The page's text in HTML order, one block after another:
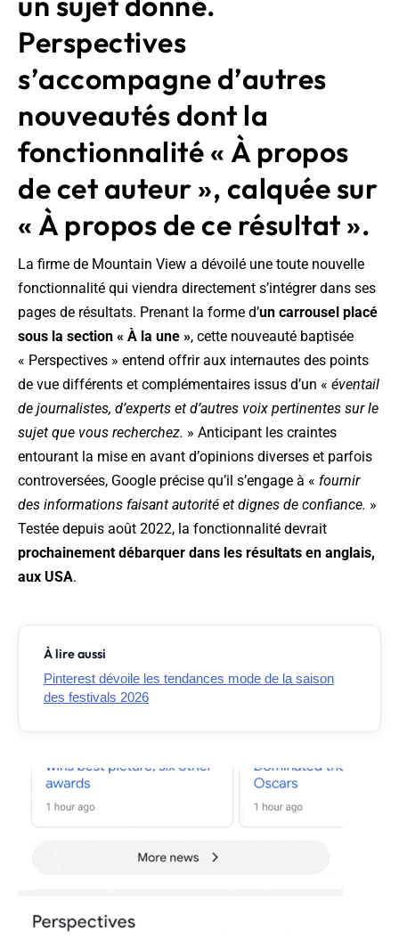
Perspectives
s’accompagne d’autres
nouveautés dont la
fonctionnalité « À propos
de cet auteur », calquée sur
« À propos de ce résultat ».
La firme de Mountain View a dévoilé une toute nouvelle
fonctionnalité qui viendra directement s’intégrer dans ses
pages de résultats. Prenant la forme d’un carrousel placé
sous la section « À la une », cette nouveauté baptisée
« Perspectives » entend offrir aux internautes des points
de vue différents et complémentaires issus d’un « éventail
de journalistes, d’experts et d’autres voix pertinentes sur le
sujet que vous recherchez. » Anticipant les craintes
entourant la mise en avant d’opinions diverses et parfois
controversées, Google précise qu’il s’engage à « fournir
des informations faisant autorité et dignes de confiance. »
Testée depuis août 2022, la fonctionnalité devrait
prochainement débarquer dans les résultats en anglais,
aux USA.
À lire aussi
Pinterest dévoile les tendances mode de la saison
des festivals 2026